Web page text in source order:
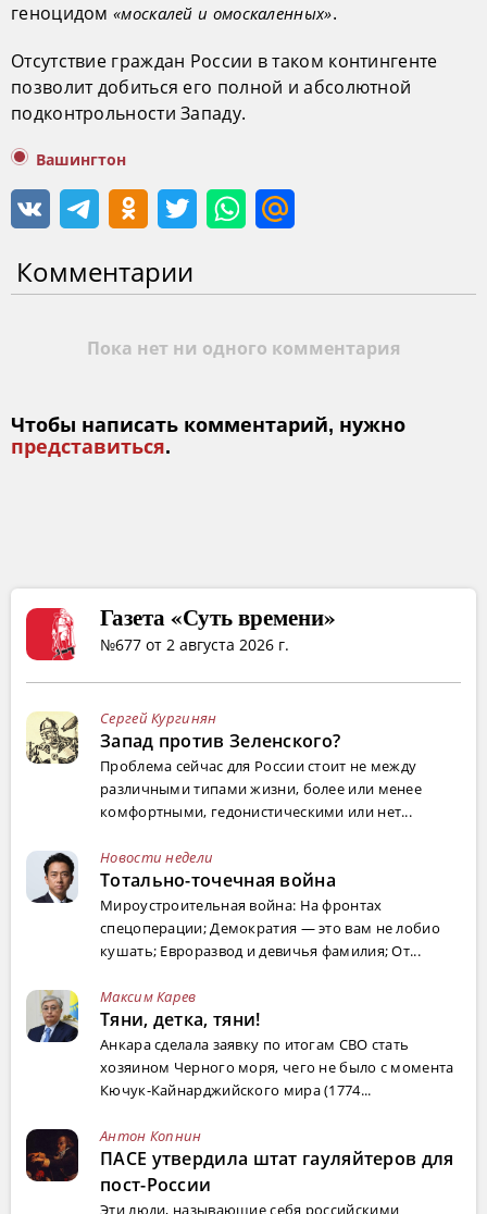
геноцидом «москалей и омоскаленных».
Отсутствие граждан России в таком контингенте
позволит добиться его полной и абсолютной
подконтрольности Западу.
Вашингтон
Комментарии
Пока нет ни одного комментария
Чтобы написать комментарий, нужно
представиться.
Газета «Суть времени»
№677 от 2 августа 2026 г.
Сергей Кургинян
Запад против Зеленского?
Проблема сейчас для России стоит не между
различными типами жизни, более или менее
комфортными, гедонистическими или нет...
Новости недели
Тотально-точечная война
Мироустроительная война: На фронтах
спецоперации; Демократия — это вам не лобио
кушать; Евроразвод и девичья фамилия; От...
Максим Карев
Тяни, детка, тяни!
Анкара сделала заявку по итогам СВО стать
хозяином Черного моря, чего не было с момента
Кючук-Кайнарджийского мира (1774...
Антон Копнин
ПАСЕ утвердила штат гауляйтеров для
пост-России
Эти люди, называющие себя российскими